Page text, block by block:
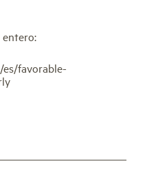
es/favorable-